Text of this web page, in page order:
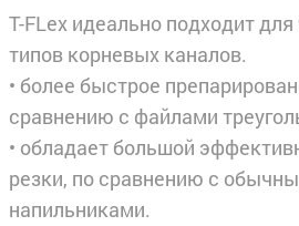
T-FLex идеально подходит
типов корневых каналов.
• более быстрое
сравнению с файлами
• обладает большой
резки, по сравнению с
напильниками.